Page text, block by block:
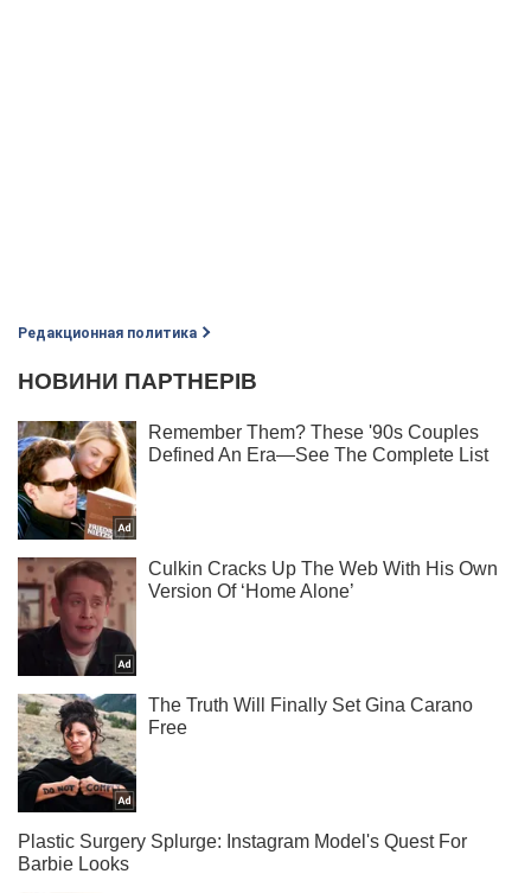
Редакционная политика